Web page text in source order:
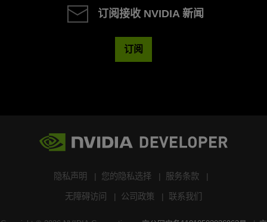
订阅接收 NVIDIA 新闻
订阅
隐私声明 您的隐私选择 服务条款
无障碍访问 公司政策 联系我们